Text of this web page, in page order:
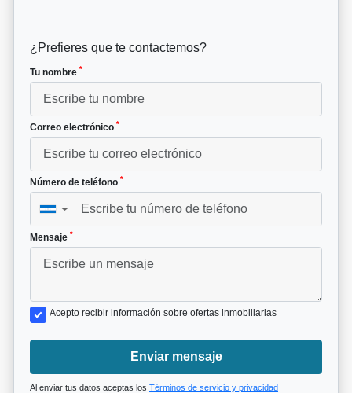
¿Prefieres que te contactemos?
Tu nombre *
Correo electrónico *
Número de teléfono *
▼
Mensaje *
Acepto recibir información sobre ofertas inmobiliarias
Enviar mensaje
Al enviar tus datos aceptas los Términos de servicio y privacidad